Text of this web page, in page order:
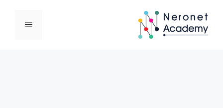
المحتوى
القائمة